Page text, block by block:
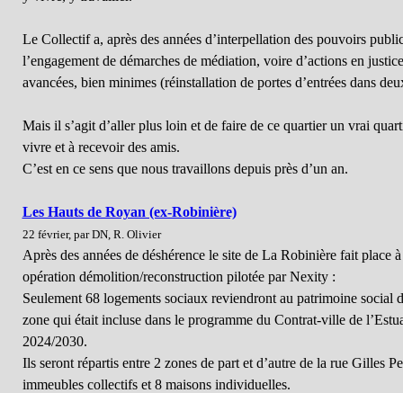
Le Collectif a, après des années d’interpellation des pouvoirs
l’engagement de démarches de médiation, voire d’actions en
avancées, bien minimes (réinstallation de portes d’entrées dans
Mais il s’agit d’aller plus loin et de faire de ce quartier un vrai
vivre et à recevoir des amis.
C’est en ce sens que nous travaillons depuis près d’un an.
Les Hauts de Royan (ex-Robinière)
22 février, par DN, R. Olivier
Après des années de déshérence le site de La Robinière fait place
opération démolition/reconstruction pilotée par Nexity :
Seulement 68 logements sociaux reviendront au patrimoine social
zone qui était incluse dans le programme du Contrat-ville de
2024/2030.
Ils seront répartis entre 2 zones de part et d’autre de la rue Gilles
immeubles collectifs et 8 maisons individuelles.